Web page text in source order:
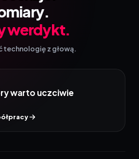
werdykt.
technologię z głową.
warto uczciwie